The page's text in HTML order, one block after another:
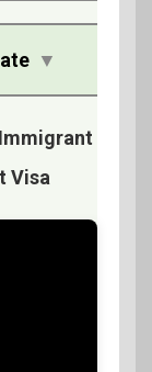
▼
Visa